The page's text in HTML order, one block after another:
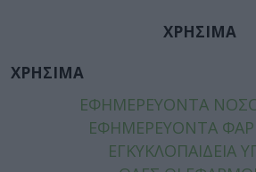
ΧΡΗΣΙΜΑ
ΧΡΗΣΙΜΑ
ΕΦΗΜΕΡΕΥΟΝΤΑ
ΕΦΗΜΕΡΕΥΟΝΤΑ
ΕΓΚΥΚΛΟΠΑΙΔΕΙΑ